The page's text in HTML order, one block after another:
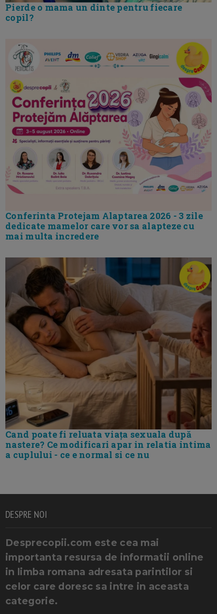
Pierde o mama un dinte pentru fiecare
copil?
Conferinta Protejam Alaptarea 2026 - 3 zile
dedicate mamelor care vor sa alapteze cu
mai multa incredere
Cand poate fi reluata viața sexuala după
nastere? Ce modificari apar in relatia intima
a cuplului - ce e normal si ce nu
DESPRE NOI
Desprecopii.com este cea mai
importanta resursa de informatii online
in limba romana adresata parintilor si
celor care doresc sa intre in aceasta
categorie.